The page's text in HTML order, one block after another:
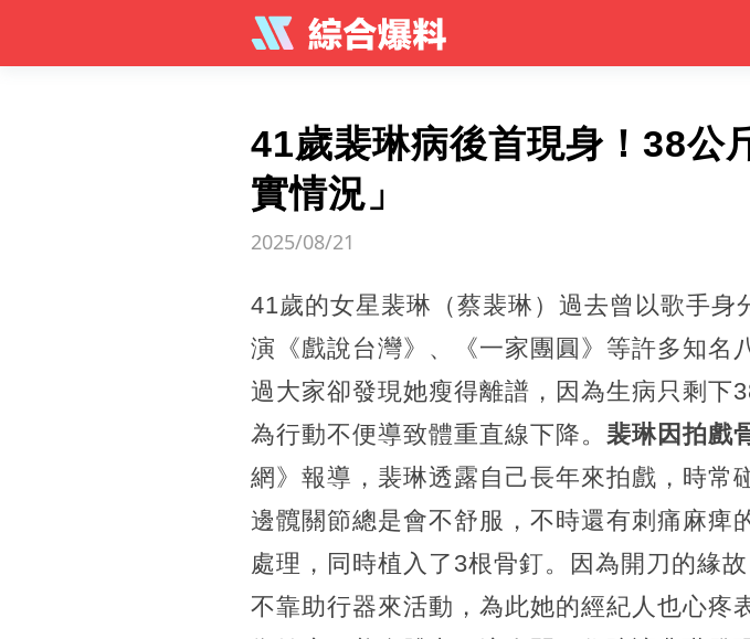
41歲裴琳病後首現身！38公
實情況」
2025/08/21
41歲的女星裴琳（蔡裴琳）過去曾以歌手
演《戲說台灣》、《一家團圓》等許多知名
過大家卻發現她瘦得離譜，因為生病只剩下
為行動不便導致體重直線下降。 裴琳因拍戲
網》報導，裴琳透露自己長年來拍戲，時常
邊髖關節總是會不舒服，不時還有刺痛麻痺
處理，同時植入了3根骨釘。因為開刀的緣
不靠助行器來活動，為此她的經紀人也心疼